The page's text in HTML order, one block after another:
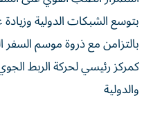
بتوسع الشبكات الدولية
بالتزامن مع ذروة موسم السفر
كمركز رئيسي لحركة الربط
والدولية